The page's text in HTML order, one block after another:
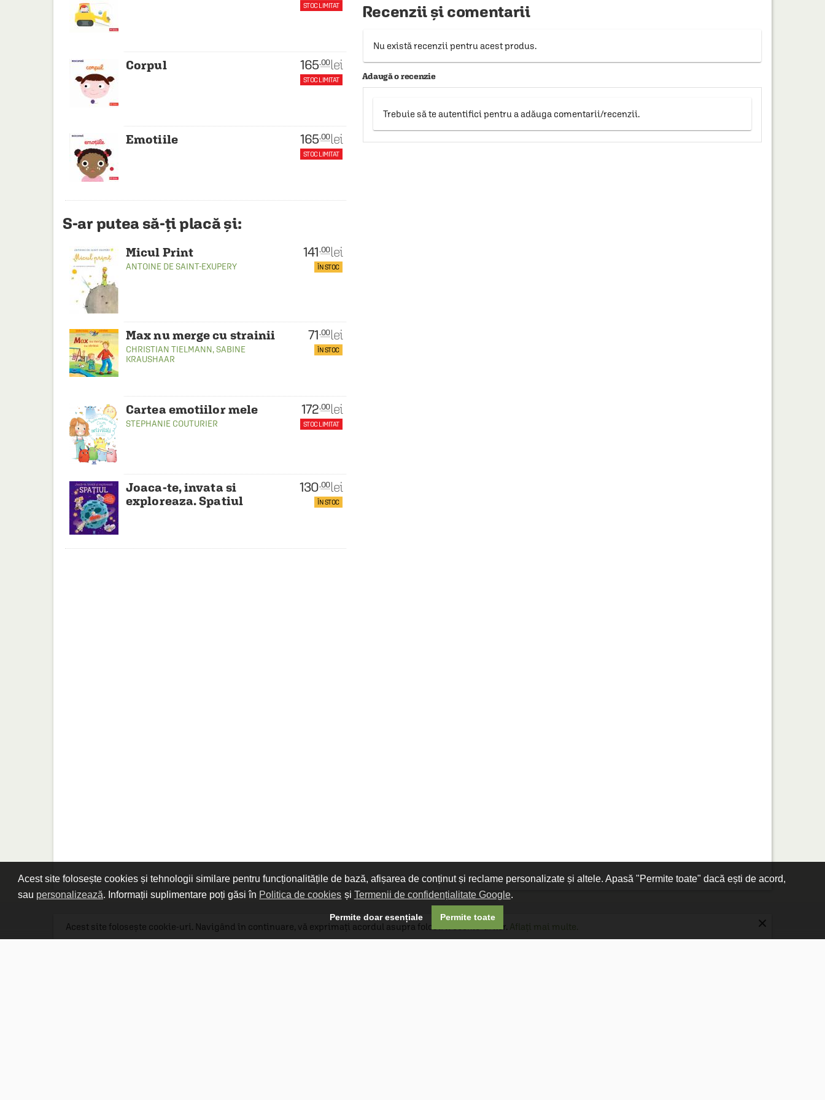
Acest site folosește cookies și tehnologii similare pentru funcționalitățile de bază, afișarea de conținut și reclame personalizate și altele. Apasă "Permite toate" dacă ești de acord,
sau personalizează. Informații suplimentare poți găsi în Politica de cookies și Termenii de confidențialitate Google.
Permite doar esențiale Permite toate
STOC LIMITAT
Corpul 165.00lei
STOC LIMITAT
Emotiile 165.00lei
STOC LIMITAT
S-ar putea să-ți placă și:
Micul Print
ANTOINE DE SAINT-EXUPERY
141 .00lei
ÎN STOC
Max nu merge cu strainii
CHRISTIAN TIELMANN,SABINE
KRAUSHAAR
71 .00lei
ÎN STOC
Cartea emotiilor mele
STEPHANIE COUTURIER
172.00lei
STOC LIMITAT
Joaca-te, invata si
exploreaza. Spatiul
130.00lei
ÎN STOC
Recenzii și comentarii
Nu există recenzii pentru acest produs.
Adaugă o recenzie
Trebuie să te autentifici pentru a adăuga comentarii/recenzii.
Linkuri utile  Livrare gratuită
Acest site folosește cookie-uri. Navigând în continuare, vă exprimați acordul asupra folosirii cookie-urilor. Aflați mai multe. ×